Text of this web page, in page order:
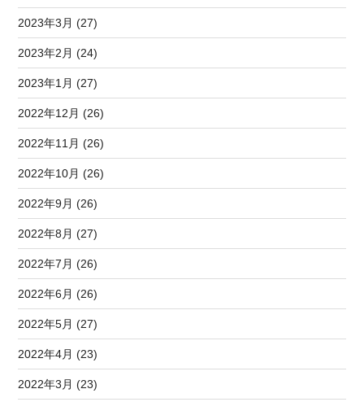
2023年3月 (27)
2023年2月 (24)
2023年1月 (27)
2022年12月 (26)
2022年11月 (26)
2022年10月 (26)
2022年9月 (26)
2022年8月 (27)
2022年7月 (26)
2022年6月 (26)
2022年5月 (27)
2022年4月 (23)
2022年3月 (23)